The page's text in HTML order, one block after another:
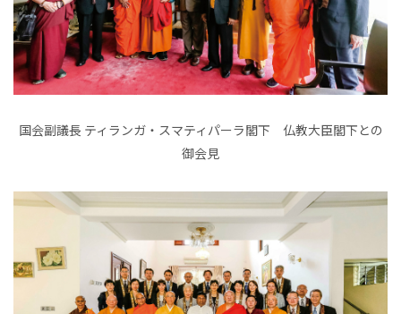
国会副議長 ティランガ・スマティパーラ閣下 仏教大臣閣下との
御会見